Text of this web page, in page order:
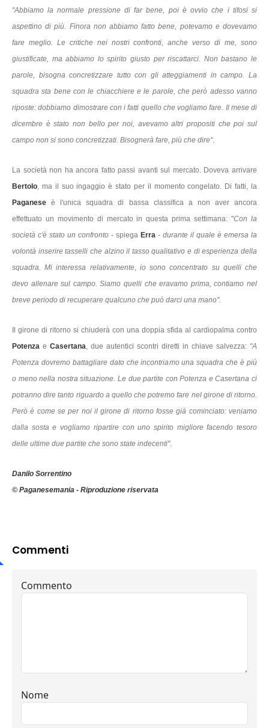
"Abbiamo la normale pressione di far bene, poi è ovvio che i tifosi si
aspettino di più. Finora non abbiamo fatto bene, potevamo e dovevamo
fare meglio. Le critiche nei nostri confronti, anche verso di me, sono
giustificate, ma abbiamo lo spirito giusto per riscattarci. Non bastano le
parole, bisogna concretizzare tutto con gli atteggiamenti in campo. La
squadra sta bene con le chiacchiere e le parole, che però adesso vanno
riposte: dobbiamo dimostrare con i fatti quello che vogliamo fare. Il mese di
dicembre è stato non bello per noi, avevamo altri propositi che poi sul
campo non si sono concretizzati. Bisognerà fare, più che dire".
La società non ha ancora fatto passi avanti sul mercato. Doveva arrivare
Bertolo, ma il suo ingaggio è stato per il momento congelato. Di fatti, la
Paganeseè l'unica squadra di bassa classifica a non aver ancora
effettuato un movimento di mercato in questa prima settimana: "Con la
società c'è stato un confronto - spiega Erra - durante il quale è emersa la
volontà inserire tasselli che alzino il tasso qualitativo e di esperienza della
squadra. Mi interessa relativamente, io sono concentrato su quelli che
devo allenare sul campo. Siamo quelli che eravamo prima, contiamo nel
breve periodo di recuperare qualcuno che può darci una mano".
Il girone di ritorno si chiuderà con una doppia sfida al cardiopalma contro
Potenza e Casertana, due autentici scontri diretti in chiave salvezza: "A
Potenza dovremo battagliare dato che incontriamo una squadra che è più
o meno nella nostra situazione. Le due partite con Potenza e Casertana ci
potranno dire tanto riguardo a quello che potremo fare nel girone di ritorno.
Però è come se per noi il girone di ritorno fosse già cominciato: veniamo
dalla sosta e vogliamo ripartire con uno spirito migliore facendo tesoro
delle ultime due partite che sono state indecenti".
Danilo Sorrentino
© Paganesemania - Riproduzione riservata
Commenti